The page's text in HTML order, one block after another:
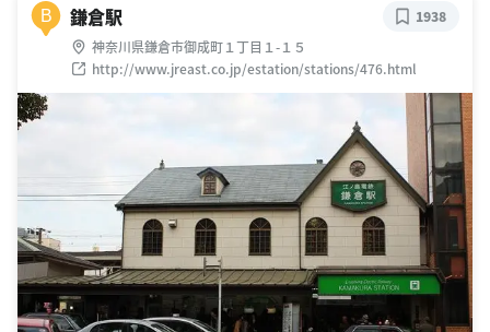
B 鎌倉駅
神奈川県鎌倉市御成町１丁目１-１５
http://www.jreast.co.jp/estation/stations/476.html
1938